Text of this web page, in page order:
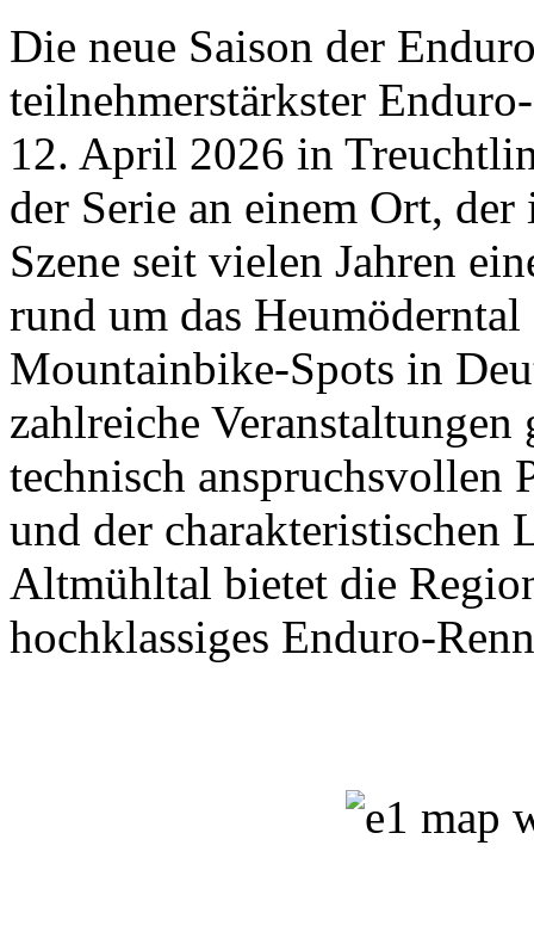
Die neue Saison der
teilnehmerstärkster
12. April 2026 in
der Serie an einem Ort,
Szene seit vielen Jahren
rund um das
Mountainbike-Spots in
zahlreiche
technisch anspruchsvollen
und der charakteristischen
Altmühltal bietet die
hochklassiges Enduro-